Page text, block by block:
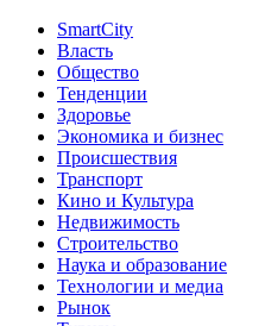
SmartCity
Власть
Общество
Тенденции
Здоровье
Экономика и бизнес
Происшествия
Транспорт
Кино и Культура
Недвижимость
Строительство
Наука и образование
Технологии и медиа
Рынок